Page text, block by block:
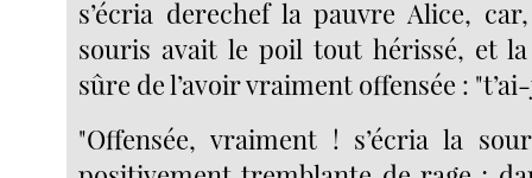
s’écria derechef la pauvre Alice,
souris avait le poil tout hérissé, et
sûre de l’avoir vraiment offensée :
"Offensée, vraiment ! s’écria la